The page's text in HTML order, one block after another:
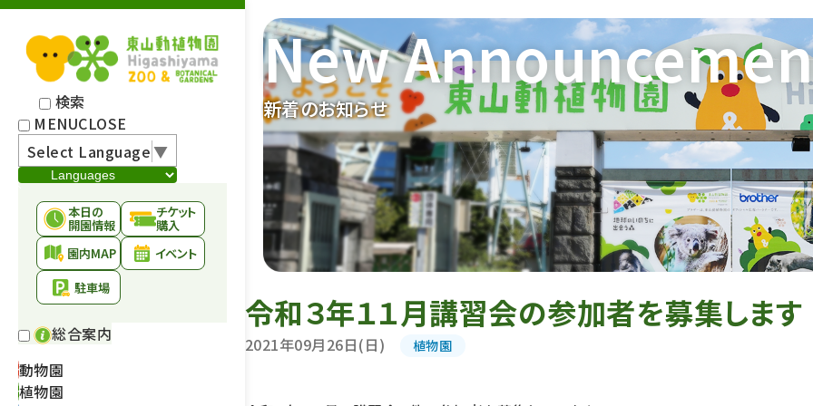
検索
MENUCLOSE
Select Language▼
本日の
開園情報
チケット
購入
園内MAP
イベント
駐車場
総合案内
動物園
植物園
新着のお知らせ
New
令和３年１１月講習会の参加者を募集します
2021年09月26日(日) 植物園